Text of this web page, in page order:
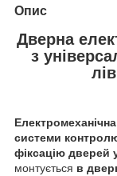
Опис
Дверна
з
системи
фіксацію дверей
монтується в